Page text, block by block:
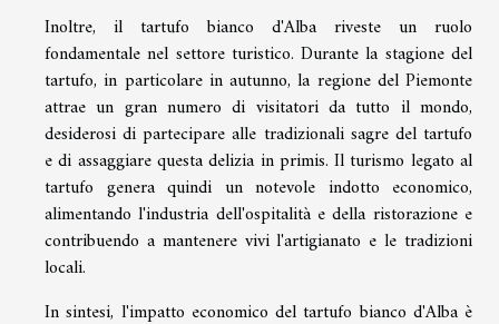
Inoltre, il tartufo bianco d'Alba riveste un ruolo
fondamentale nel settore turistico. Durante la stagione del
tartufo, in particolare in autunno, la regione del Piemonte
attrae un gran numero di visitatori da tutto il mondo,
desiderosi di partecipare alle tradizionali sagre del tartufo
e di assaggiare questa delizia in primis. Il turismo legato al
tartufo genera quindi un notevole indotto economico,
alimentando l'industria dell'ospitalità e della ristorazione e
contribuendo a mantenere vivi l'artigianato e le tradizioni
locali.
In sintesi, l'impatto economico del tartufo bianco d'Alba è